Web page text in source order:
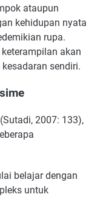
ataupun
kehidupan nyata
rupa.
akan
sendiri.
2007: 133),
belajar dengan
untuk